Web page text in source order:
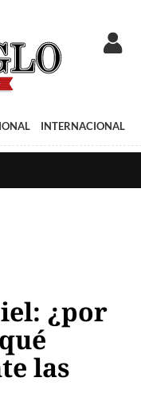
INTERNACIONAL
¿por
las